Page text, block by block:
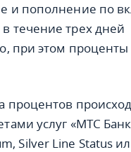
и пополнение по
течение трех дней
при этом проценты
процентов
услуг «МТС Банк
Silver Line Status